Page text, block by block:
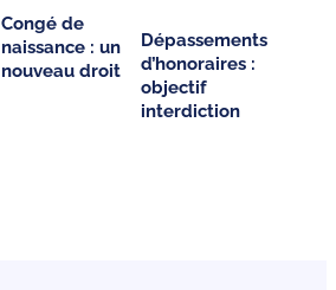
Congé de
naissance : un
nouveau droit
Dépassements
d’honoraires :
objectif
interdiction